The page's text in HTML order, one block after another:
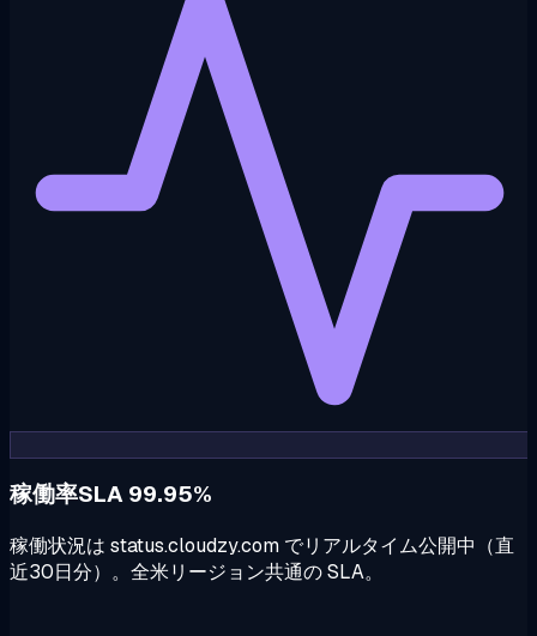
稼働率SLA 99.95%
稼働状況は status.cloudzy.com でリアルタイム公開中（直
近30日分）。全米リージョン共通の SLA。